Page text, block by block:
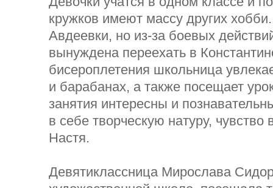
кружков имеют массу других
Авдеевки, но из-за боевых
вынуждена переехать в
бисероплетения школьница
и барабанах, а также посещает
занятия интересны и
в себе творческую натуру, чувство
Настя.
Девятиклассница Мирослава